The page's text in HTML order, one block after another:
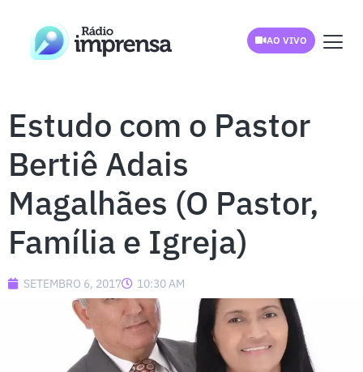
AO VIVO
Estudo com o Pastor
Bertiê Adais
Magalhães (O Pastor,
Família e Igreja)
SETEMBRO 6, 2017 10:30 AM